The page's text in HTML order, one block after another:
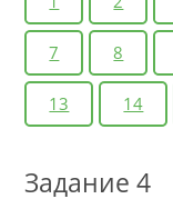
7 8
13 14
Задание 4